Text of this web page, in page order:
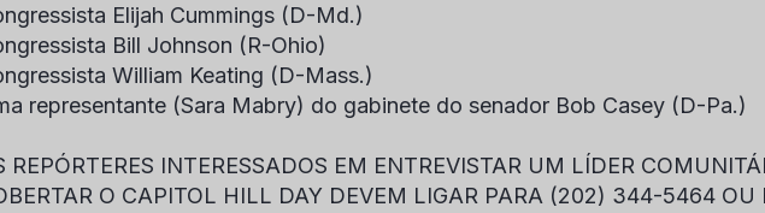
Elijah Cummings (D-Md.)
Bill Johnson (R-Ohio)
William Keating (D-Mass.)
representante (Sara Mabry) do gabinete do senador Bob Casey (D-Pa.)
REPÓRTERES INTERESSADOS EM ENTREVISTAR UM LÍDER
O CAPITOL HILL DAY DEVEM LIGAR PARA (202) 344-5464 OU